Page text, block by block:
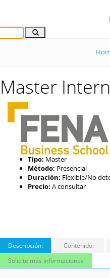
Master
Tipo: Master
Método: Presencial
Duración: Flexible/No
Precio: A consultar
Descripción: Contenido:
Solicite más informaciones